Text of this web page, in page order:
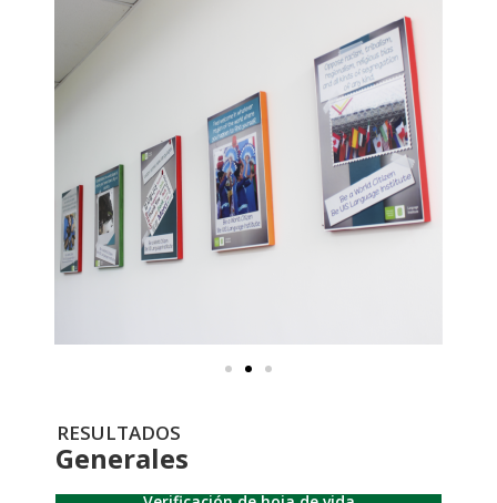
RESULTADOS
Generales